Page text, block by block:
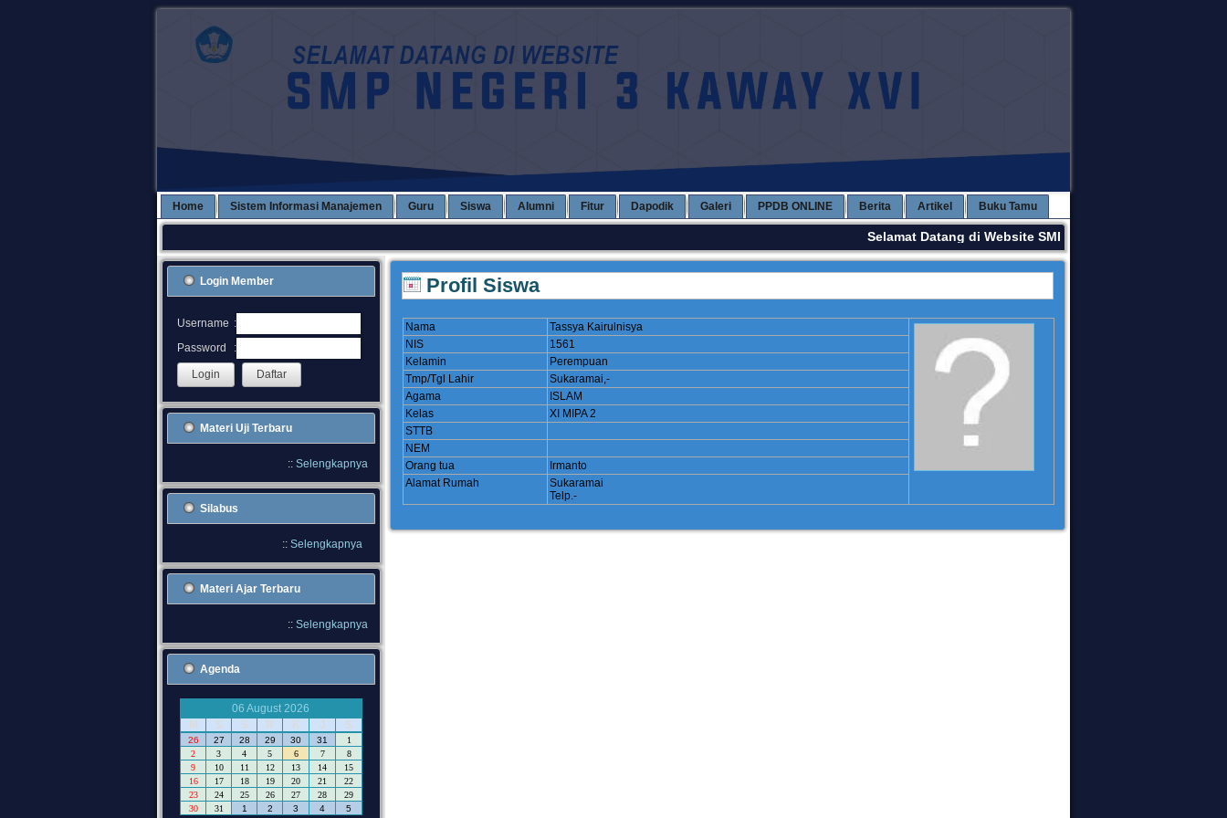
Home Sistem Informasi Manajemen Guru Siswa Alumni Fitur Dapodik Galeri PPDB ONLINE Berita Artikel Buku Tamu
Selamat Datang di Website SMPN 3 KAWAY XVI. Terima
Login Member
Username :
Password
:
Materi Uji Terbaru
:: Selengkapnya
Silabus
:: Selengkapnya
Materi Ajar Terbaru
:: Selengkapnya
Agenda
06 August 2026
M
S S R K J S
26 27 28 29 30 31
1
2
3 4 5 6 7
8
9
10 11 12 13 14
15
16
17 18 19 20 21
22
23
24 25 26 27 28
29
30
31 1 2 3 4 5
Profil Siswa
Nama
Tassya Kairulnisya
NIS
1561
Kelamin
Perempuan
Tmp/Tgl Lahir
Sukaramai,-
Agama
ISLAM
Kelas
XI MIPA 2
STTB
NEM
Orang tua
Irmanto
Alamat Rumah
Sukaramai
Telp.-